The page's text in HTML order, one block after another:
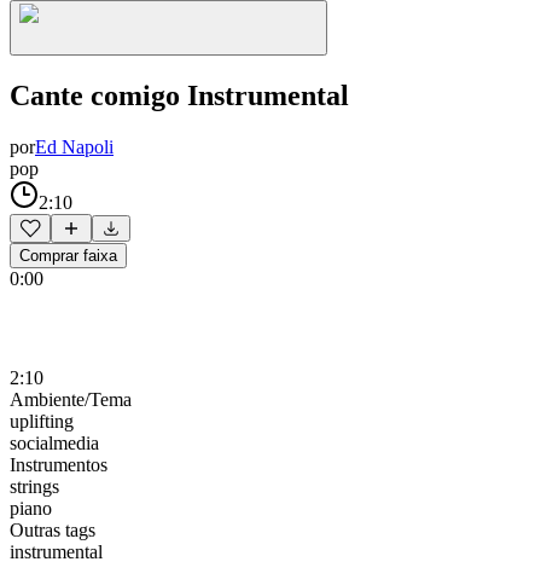
Cante comigo Instrumental
porEd Napoli
pop
2:10
Comprar faixa
0:00
2:10
Ambiente/Tema
uplifting
socialmedia
Instrumentos
strings
piano
Outras tags
instrumental